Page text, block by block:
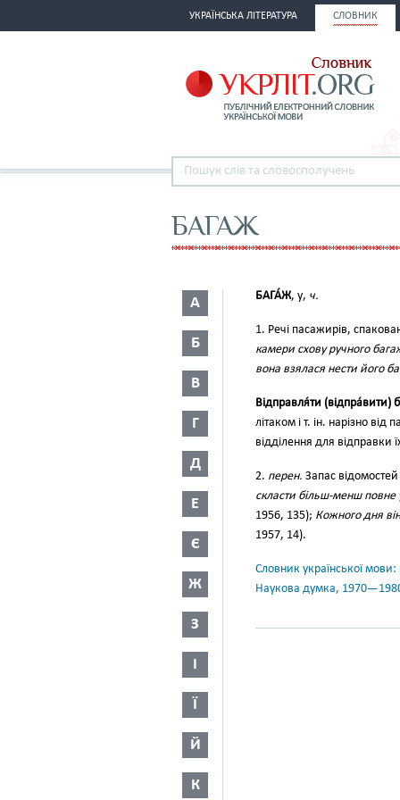
УКРАЇНСЬКА ЛІТЕРАТУРА СЛОВНИК
БАГАЖ
А
Б
В
Г
Д
Е
Є
Ж
З
І
Ї
Й
К
БАГА́Ж, у, ч.
1. Речі пасажирів,
камери схову ручного
вона взялася нести його
Відправля́ти (відпра́вити)
літаком і т. ін. нарізно від
відділення для відправки
2. перен. Запас відомостей
скласти більш-менш повне
1956, 135); Кожного дня
1957, 14).
Словник української
Наукова думка,